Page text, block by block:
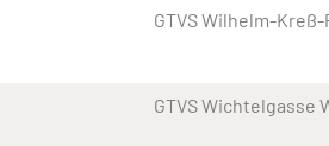
GTVS Wilhelm-
GTVS Wichtelgasse